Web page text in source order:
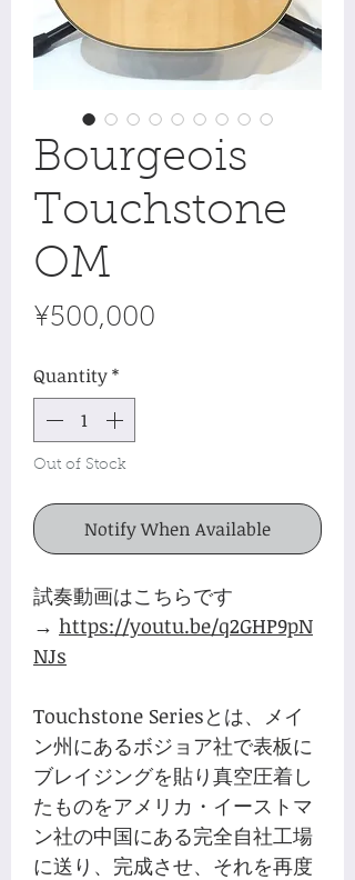
Bourgeois
Touchstone
OM
¥500,000
Quantity*
Out of Stock
Notify When Available
試奏動画はこちらです
→ https://youtu.be/q2GHP9pN
NJs
Touchstone Seriesとは、メイ
ン州にあるボジョア社で表板に
ブレイジングを貼り真空圧着し
たものをアメリカ・イーストマ
ン社の中国にある完全自社工場
に送り、完成させ、それを再度